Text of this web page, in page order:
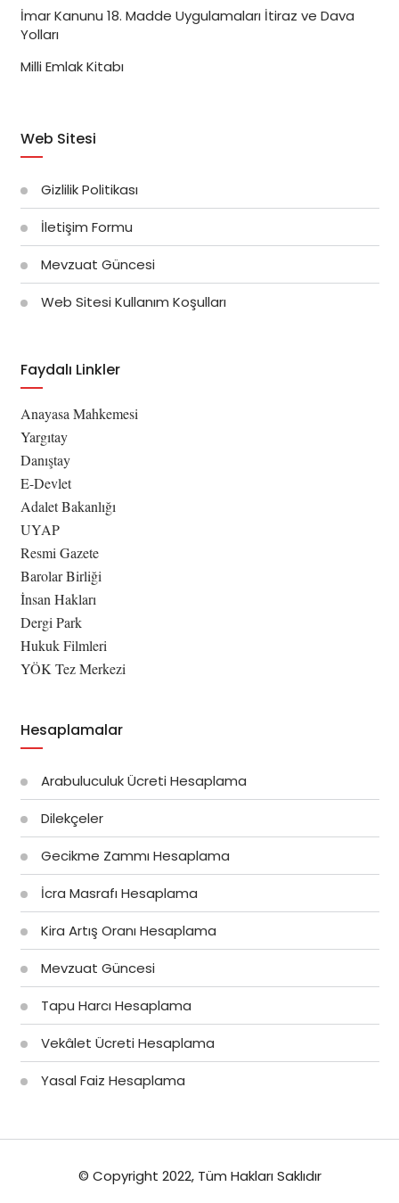
İmar Kanunu 18. Madde Uygulamaları İtiraz ve Dava
Yolları
Milli Emlak Kitabı
Web Sitesi
Gizlilik Politikası
İletişim Formu
Mevzuat Güncesi
Web Sitesi Kullanım Koşulları
Faydalı Linkler
Anayasa Mahkemesi
Yargıtay
Danıştay
E-Devlet
Adalet Bakanlığı
UYAP
Resmi Gazete
Barolar Birliği
İnsan Hakları
Dergi Park
Hukuk Filmleri
YÖK Tez Merkezi
Hesaplamalar
Arabuluculuk Ücreti Hesaplama
Dilekçeler
Gecikme Zammı Hesaplama
İcra Masrafı Hesaplama
Kira Artış Oranı Hesaplama
Mevzuat Güncesi
Tapu Harcı Hesaplama
Vekâlet Ücreti Hesaplama
Yasal Faiz Hesaplama
© Copyright 2022, Tüm Hakları Saklıdır